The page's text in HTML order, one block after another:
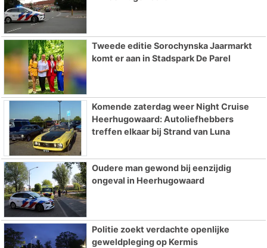
Tweede editie Sorochynska Jaarmarkt
komt er aan in Stadspark De Parel
Komende zaterdag weer Night Cruise
Heerhugowaard: Autoliefhebbers
treffen elkaar bij Strand van Luna
Oudere man gewond bij eenzijdig
ongeval in Heerhugowaard
Politie zoekt verdachte openlijke
geweldpleging op Kermis